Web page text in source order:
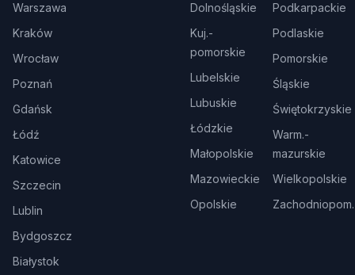
Warszawa
Kraków
Wrocław
Poznań
Gdańsk
Łódź
Katowice
Szczecin
Lublin
Bydgoszcz
Białystok
Dolnośląskie
Kuj.-
pomorskie
Lubelskie
Lubuskie
Łódzkie
Małopolskie
Mazowieckie
Opolskie
Podkarpackie
Podlaskie
Pomorskie
Śląskie
Świętokrzyskie
Warm.-
mazurskie
Wielkopolskie
Zachodniopom.